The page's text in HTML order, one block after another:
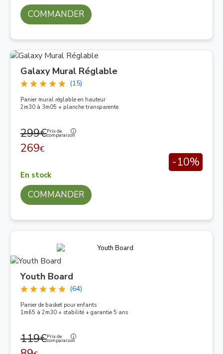
COMMANDER
Galaxy Mural Réglable
(15)
Panier mural réglable en hauteur
2m30 à 3m05 + planche transparente
299€Prix de
comparaison
269€
-10%
En stock
COMMANDER
Youth Board
(64)
Panier de basket pour enfants
1m65 à 2m30 + stabilité + garantie 5 ans
119€Prix de
comparaison